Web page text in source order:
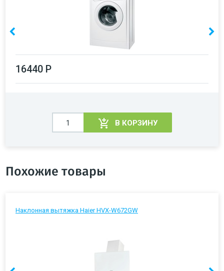
16440 Р
В КОРЗИНУ
Похожие товары
Наклонная вытяжка Haier HVX-W672GW